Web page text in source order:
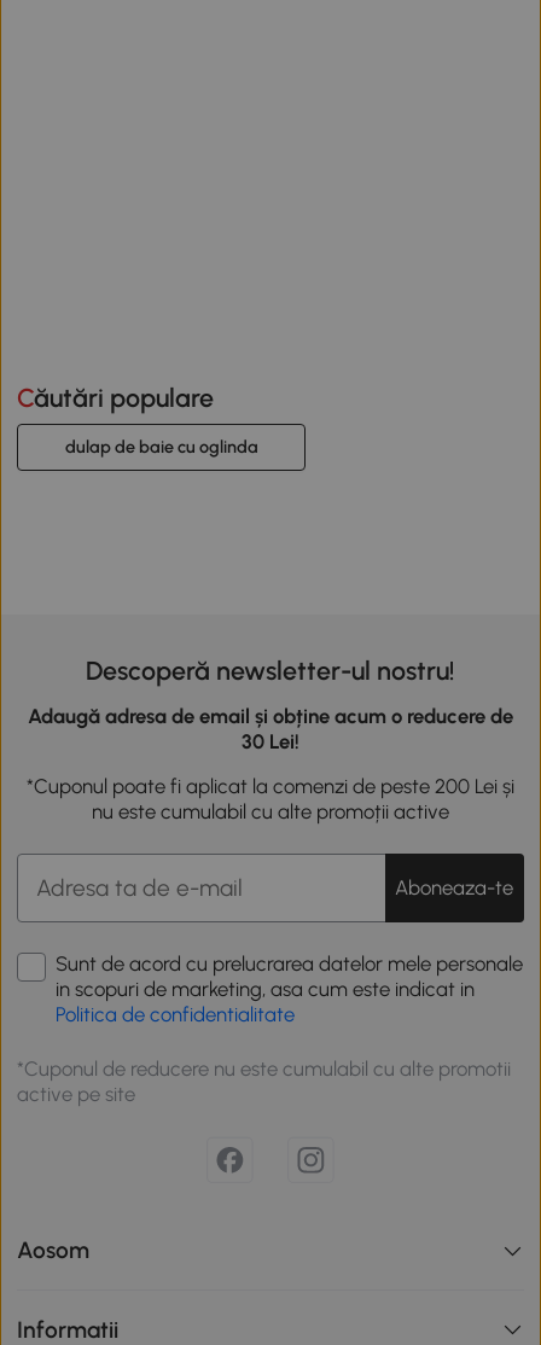
Căutări populare
dulap de baie cu oglinda
Descoperă newsletter-ul nostru!
Adaugă adresa de email și obține acum o reducere de
30 Lei!
*Cuponul poate fi aplicat la comenzi de peste 200 Lei și
nu este cumulabil cu alte promoții active
Aboneaza-te
Sunt de acord cu prelucrarea datelor mele personale
in scopuri de marketing, asa cum este indicat in
Politica de confidentialitate
*Cuponul de reducere nu este cumulabil cu alte promotii
active pe site
Aosom
Informatii